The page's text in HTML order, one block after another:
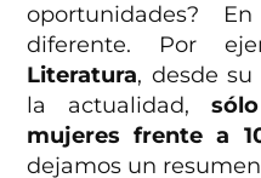
oportunidades?
diferente. Por
Literatura, desde su
la actualidad,
mujeres frente a
dejamos un